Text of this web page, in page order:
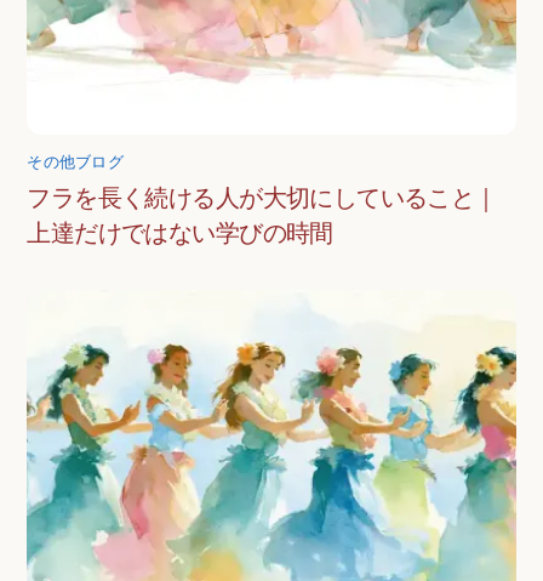
その他ブログ
フラを長く続ける人が大切にしていること｜
上達だけではない学びの時間